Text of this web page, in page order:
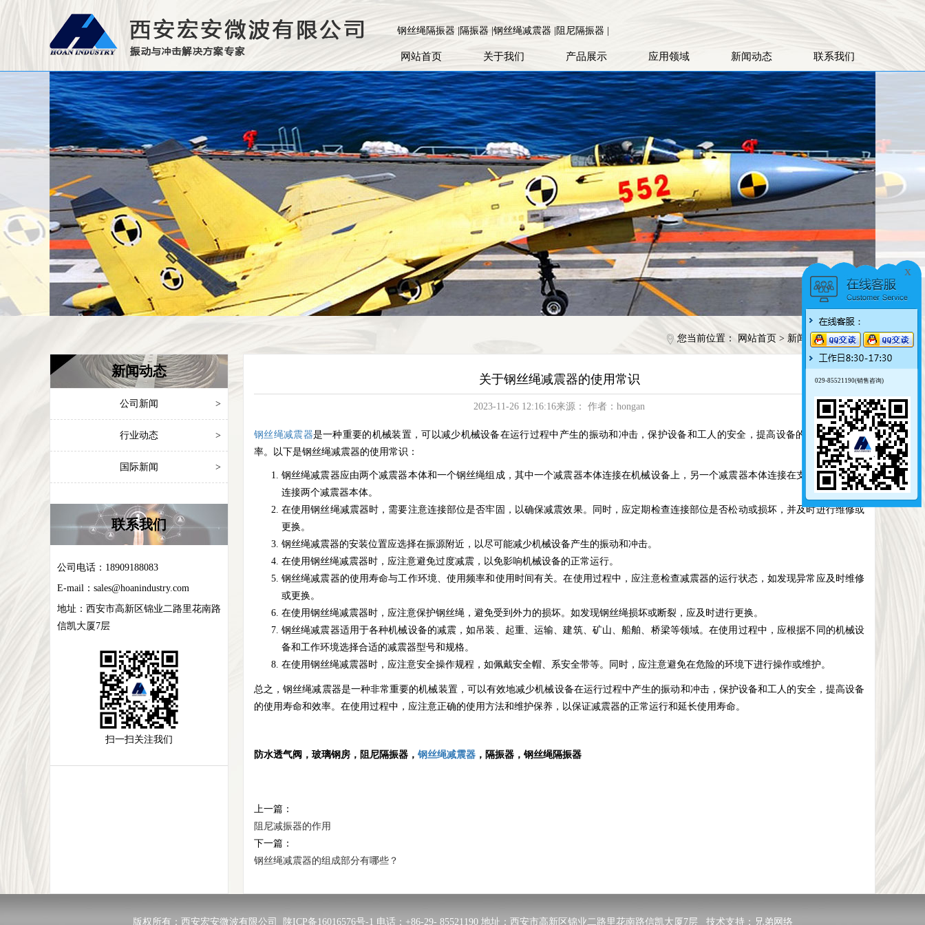
钢丝绳隔振器 |隔振器 |钢丝绳减震器 |阻尼隔振器 |
网站首页 关于我们 产品展示 应用领域 新闻动态 联系我们
您当前位置： 网站首页 > 新闻动态>行业动态
新闻动态
公司新闻 >
行业动态 >
国际新闻 >
联系我们
公司电话：18909188083
E-mail： sales@hoanindustry.com
地址： 西安市高新区锦业二路里花南路
信凯大厦7层
扫一扫关注我们
关于钢丝绳减震器的使用常识
2023-11-26 12:16:16来源： 作者：hongan
钢丝绳减震器是一种重要的机械装置，可以减少机械设备在运行过程中产生的振动和冲击，保护设备和工人的安全，提高设备的使用寿命和效
率。以下是钢丝绳减震器的使用常识：
钢丝绳减震器应由两个减震器本体和一个钢丝绳组成，其中一个减震器本体连接在机械设备上，另一个减震器本体连接在支架上，钢丝绳
连接两个减震器本体。
在使用钢丝绳减震器时，需要注意连接部位是否牢固，以确保减震效果。同时，应定期检查连接部位是否松动或损坏，并及时进行维修或
更换。
钢丝绳减震器的安装位置应选择在振源附近，以尽可能减少机械设备产生的振动和冲击。
在使用钢丝绳减震器时，应注意避免过度减震，以免影响机械设备的正常运行。
钢丝绳减震器的使用寿命与工作环境、使用频率和使用时间有关。在使用过程中，应注意检查减震器的运行状态，如发现异常应及时维修
或更换。
在使用钢丝绳减震器时，应注意保护钢丝绳，避免受到外力的损坏。如发现钢丝绳损坏或断裂，应及时进行更换。
钢丝绳减震器适用于各种机械设备的减震，如吊装、起重、运输、建筑、矿山、船舶、桥梁等领域。在使用过程中，应根据不同的机械设
备和工作环境选择合适的减震器型号和规格。
在使用钢丝绳减震器时，应注意安全操作规程，如佩戴安全帽、系安全带等。同时，应注意避免在危险的环境下进行操作或维护。
总之，钢丝绳减震器是一种非常重要的机械装置，可以有效地减少机械设备在运行过程中产生的振动和冲击，保护设备和工人的安全，提高设备
的使用寿命和效率。在使用过程中，应注意正确的使用方法和维护保养，以保证减震器的正常运行和延长使用寿命。
防水透气阀， 玻璃钢房 ，阻尼隔振器， 钢丝绳减震器 ，隔振器，钢丝绳隔振器
上一篇：
阻尼减振器的作用
下一篇：
钢丝绳减震器的组成部分有哪些？
版权所有：西安宏安微波有限公司 陕ICP备16016576号-1 电话：+86-29- 85521190 地址：西安市高新区锦业二路里花南路信凯大厦7层 技术支持： 兄弟网络
x
029-85521190(销售咨询)